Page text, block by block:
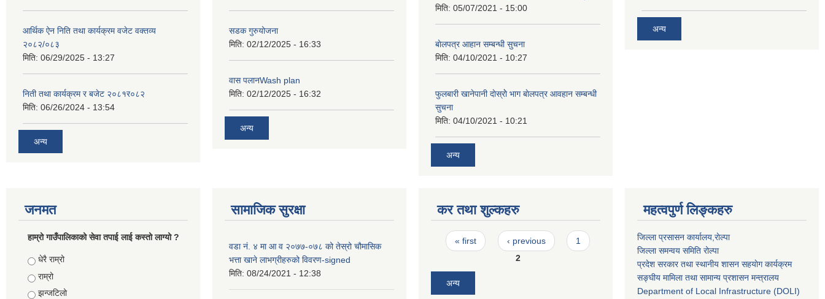
आर्थिक ऐन निति तथा कार्यक्रम वजेट वक्तव्य
२०८२/०८३
मिति: 06/29/2025 - 13:27
निती तथा कार्यक्रम र बजेट २०८१र०८२
मिति: 06/26/2024 - 13:54
अन्य
सडक गुरुयोजना
मिति: 02/12/2025 - 16:33
वास पलानWash plan
मिति: 02/12/2025 - 16:32
अन्य
मिति: 05/07/2021 - 15:00
बाेलपत्र आहान सम्बन्धी सुचना
मिति: 04/10/2021 - 10:27
फुलबारी खानेपानी दाेस्राेे भाग बाेलपत्र आवहान सम्बन्धी
सुचना
मिति: 04/10/2021 - 10:21
अन्य
अन्य
जनमत
हाम्रो गाउँपालिकाको सेवा तपाई लाई कस्तो लाग्यो ?
Choices
धेरै राम्रो
राम्रो
झन्जटिलो
सामाजिक सुरक्षा
वडा न‌ं. ४ मा आ व २०७७-०७८ को तेस्रो चौमासिक
भत्ता खाने लाभग्रीहरुको विवरण-signed
मिति: 08/24/2021 - 12:38
कर तथा शुल्कहरु
Pages
« first ‹ previous
1
2
अन्य
महत्वपुर्ण लिङ्कहरु
जिल्ला प्रसासन कार्यालय,राेल्पा
जिल्ला समन्वय समिति रोल्पा
प्रदेश सरकार तथा स्थानीय शासन सहयाेग कार्यक्रम
सङ्‍घीय मामिला तथा सामान्य प्रशासन मन्त्रालय
Department of Local Infrastructure (DOLI)